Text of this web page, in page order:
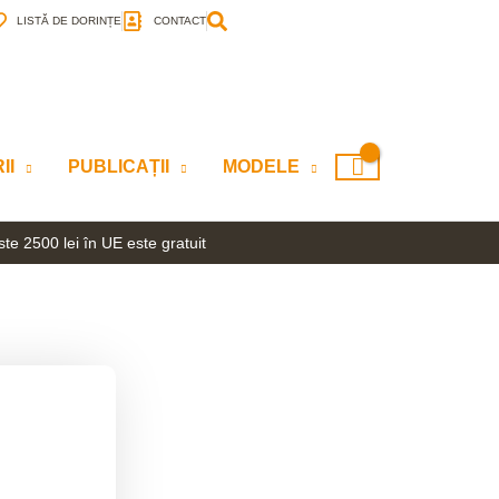
LISTĂ DE DORINȚE CONTACT
PUBLICAȚII MODELE
2500 lei în UE este gratuit